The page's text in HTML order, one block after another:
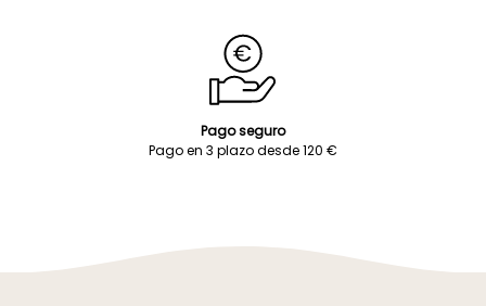
Pago seguro
Pago en 3 plazo desde 120 €